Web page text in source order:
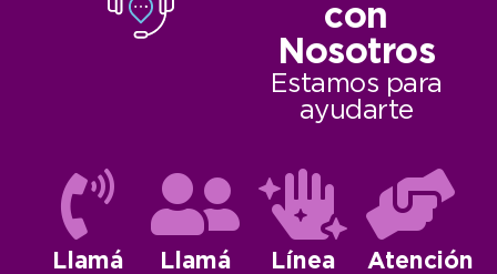
con
Nosotros
Estamos para
ayudarte
Llamá
Llamá
Línea
Atención